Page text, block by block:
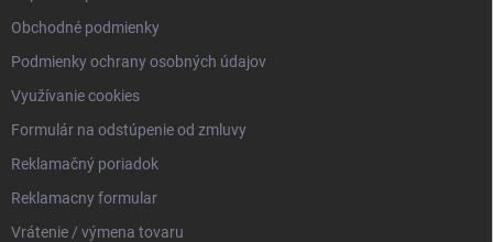
Obchodné podmienky
Podmienky ochrany osobných údajov
Využívanie cookies
Formulár na odstúpenie od zmluvy
Reklamačný poriadok
Reklamacny formular
Vrátenie / výmena tovaru